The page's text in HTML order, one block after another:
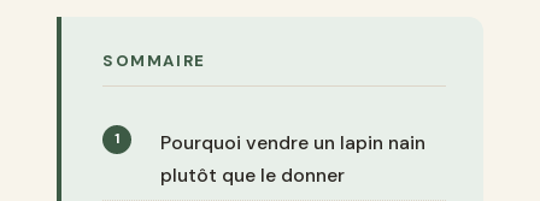
SOMMAIRE
Pourquoi vendre un lapin nain
plutôt que le donner